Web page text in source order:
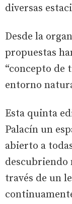
diversas
Desde la
propuestas
“concepto de
entorno
Esta quinta
Palacín un
abierto a
descubriendo
través de un